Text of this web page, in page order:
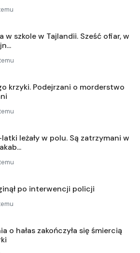
w szkole w Tajlandii. Sześć ofiar, w
krzyki. Podejrzani o morderstwo
leżały w polu. Są zatrzymani w
po interwencji policji
o hałas zakończyła się śmiercią